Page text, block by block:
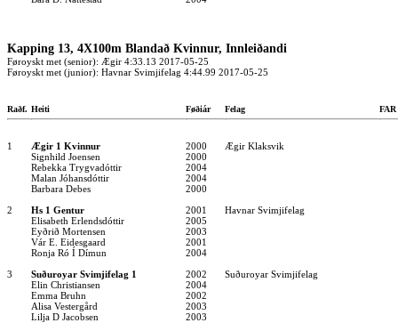
Kapping 13, 4X100m Blandað Kvinnur, Innleiðandi
Føroyskt met (senior): Ægir 4:33.13 2017-05-25
Føroyskt met (junior): Havnar Svimjifelag 4:44.99 2017-05-25
Raðf. Heiti Føðiár Felag FAR
1 Ægir 1 Kvinnur 2000
Ægir Klaksvik
Signhild Joensen
2000
Rebekka Trygvadóttir
2004
Malan Jóhansdóttir
2004
Barbara Debes
2000
2
Hs 1 Gentur 2001
Havnar Svimjifelag
Elisabeth Erlendsdóttir
2005
Eyðrið Mortensen
2003
Vár E. Eidesgaard
2001
Ronja Ró Í Dímun
2004
3
Suðuroyar Svimjifelag 1 2002
Suðuroyar Svimjifelag
Elin Christiansen
2004
Emma Bruhn
2002
Alisa Vestergård
2003
Lilja D Jacobsen
2003